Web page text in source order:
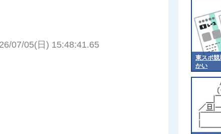
07/05(日) 15:48:41.65
東スポ競
かい